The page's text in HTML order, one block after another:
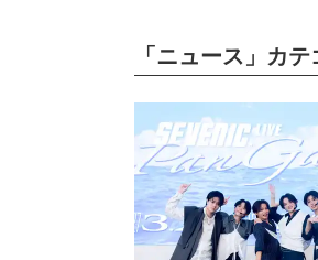
「ニュース」カ